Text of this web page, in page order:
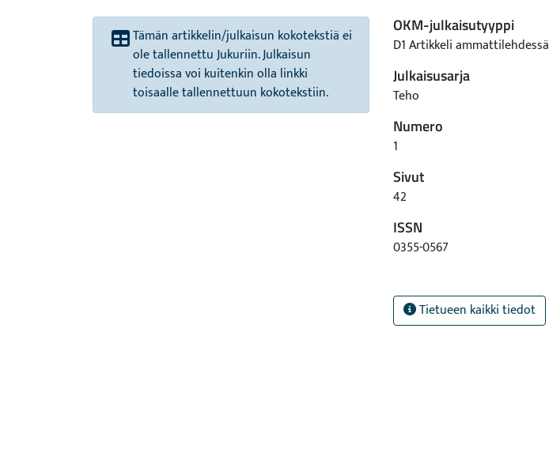
Tämän artikkelin/julkaisun kokotekstiä ei
ole tallennettu Jukuriin. Julkaisun
tiedoissa voi kuitenkin olla linkki
toisaalle tallennettuun kokotekstiin.
OKM-julkaisutyyppi
D1 Artikkeli ammattilehdessä
Julkaisusarja
Teho
Numero
1
Sivut
42
ISSN
0355-0567
Tietueen kaikki tiedot